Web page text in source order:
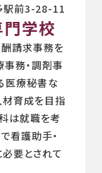
駅前3-28-11
学校
請求事務を
事務・調剤事
医療秘書な
材育成を目指
科は就職を考
看護助手・
要とされて